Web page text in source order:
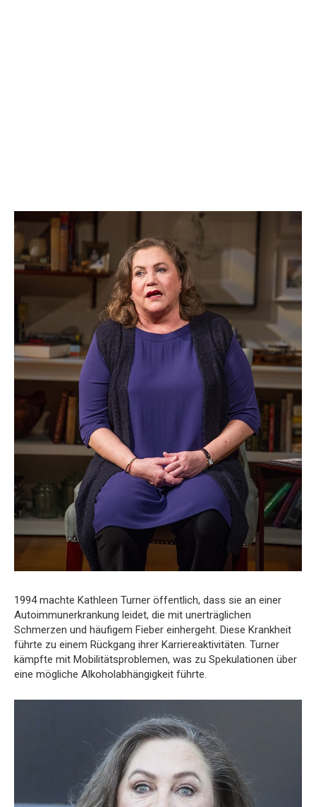
1994 machte Kathleen Turner öffentlich, dass sie an einer
Autoimmunerkrankung leidet, die mit unerträglichen
Schmerzen und häufigem Fieber einhergeht. Diese Krankheit
führte zu einem Rückgang ihrer Karriereaktivitäten. Turner
kämpfte mit Mobilitätsproblemen, was zu Spekulationen über
eine mögliche Alkoholabhängigkeit führte.